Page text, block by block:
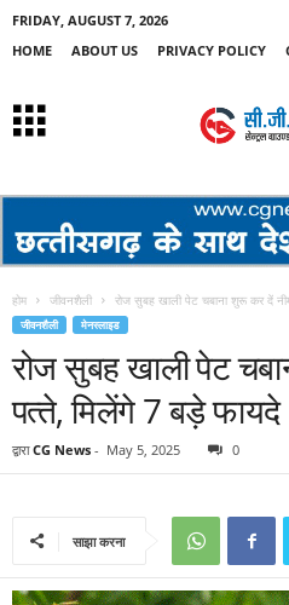
FRIDAY, AUGUST 7, 2026
HOME
ABOUT US PRIVACY POLICY
होम जीवनशैली रोज सुबह खाली पेट चबाना शुरू कर दें
जीवनशैली मेनस्लाइड
रोज सुबह खाली पेट
पत्‍ते, म‍िलेंगे 7 बड़े फायदे
द्वारा CG News - May 5, 2025 0
साझा करना